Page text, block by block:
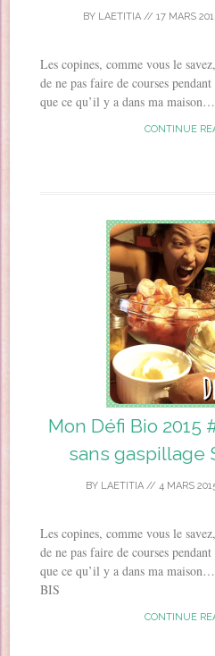
BY LAETITIA// 17 MARS
Les copines, comme vous le
de ne pas faire de courses
que ce qu’il y a dans ma
CONTINUE
Mon Défi Bio 2015
sans gaspillage
BY LAETITIA// 4 MARS
Les copines, comme vous le
de ne pas faire de courses
que ce qu’il y a dans ma
BIS
CONTINUE